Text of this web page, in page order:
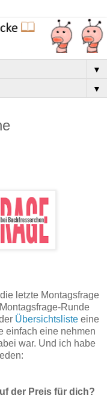
▼
▼
letzte Montagsfrage
Runde
Übersichtsliste eine
einfach eine nehmen
war. Und ich habe
der Preis für dich?